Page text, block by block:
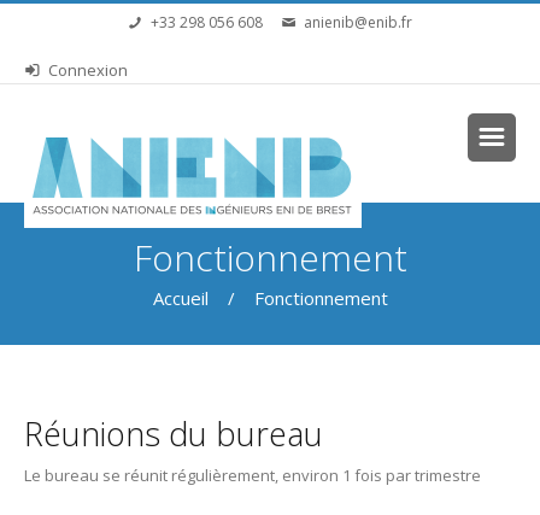
Aller au contenu principal+33 298 056 608 anienib@enib.fr
Connexion
Fonctionnement
Vous êtes ici
Accueil / Fonctionnement
Réunions du bureau
Le bureau se réunit régulièrement, environ 1 fois par trimestre